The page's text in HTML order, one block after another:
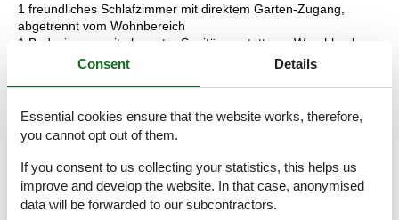
1 freundliches Schlafzimmer mit direktem Garten-Zugang,
abgetrennt vom Wohnbereich
1 Badezimmer mit eleganter Sanitärausstattung, Waschbecken
und geräumige Walk-In-Dusche, separates WC mit
Massivholz-Kochinsel von einem Tiroler Meisterhandwerker, die
in Optik und Ausstattung keine Wünsche offenlässt und auch
eine Funktion als Raumteiler erfüllt.
Der runde Esstisch, die gemütliche Couch (bei Bedarf als
Schlafcouch einsetzbar) und der Kachelofen (ein Relikt außer
Funktion vom ursprünglichen Bauernhaus) machen den Raum
zum Wohlfühlort.
Consent Details
Essential cookies ensure that the website works, therefore,
you cannot opt out of them.
If you consent to us collecting your statistics, this helps us
improve and develop the website. In that case, anonymised
data will be forwarded to our subcontractors.